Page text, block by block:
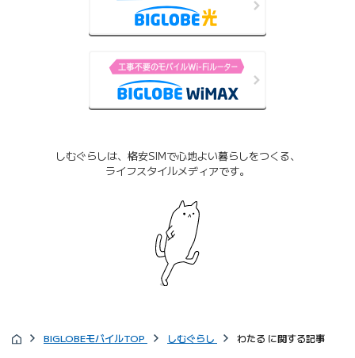
しむぐらしは、格安SIMで心地よい暮らしをつくる、
ライフスタイルメディアです。
BIGLOBEモバイルTOP しむぐらし わたる に関する記事